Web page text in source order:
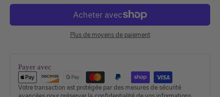
Plus de moyens de paiement
Payer avec
Votre transaction est protégée par des mesures de sécurité